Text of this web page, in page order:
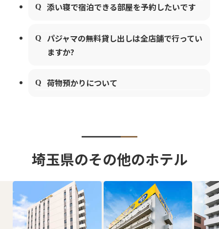
添い寝で宿泊できる部屋を予約したいです
パジャマの無料貸し出しは全店舗で行ってい
ますか?
荷物預かりについて
埼玉県のその他のホテル